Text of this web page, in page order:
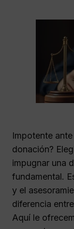
Impotente
donación?
impugnar una
fundamental.
y el
diferencia
Aquí le